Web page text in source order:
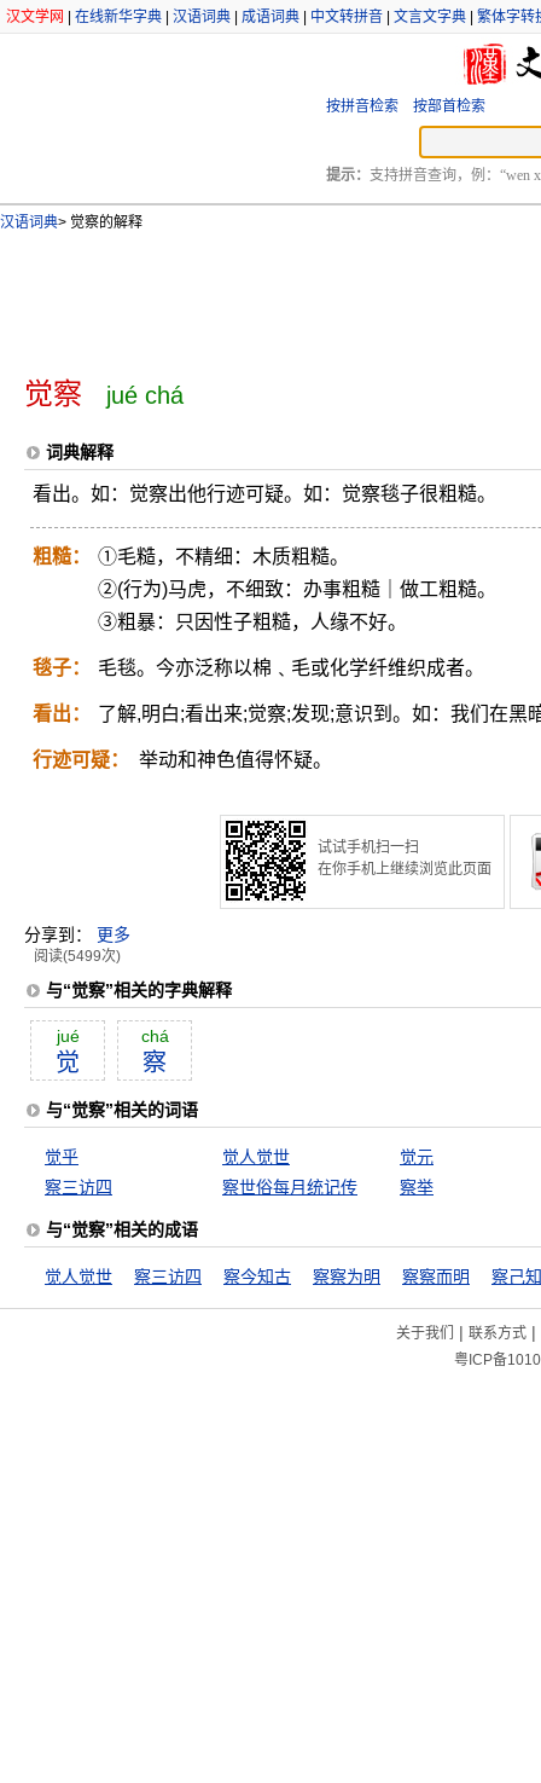
汉文学网 在线新华字典 汉语词典 成语词典 中文转拼音 文言文字典 繁体字转
按拼音检索 按部首检索
提示： 支持拼音查询，例：“wen
汉语词典> 觉察的解释
觉察 jué chá
词典解释
看出。如：觉察出他行迹可疑。如：觉察毯子很粗糙。
粗糙：
①毛糙，不精细：木质粗糙。
②(行为)马虎，不细致：办事粗糙｜做工粗糙。
③粗暴：只因性子粗糙，人缘不好。
毯子： 毛毯。今亦泛称以棉﹑毛或化学纤维织成者。
看出： 了解,明白;看出来;觉察;发现;意识到。如：我们在黑
行迹可疑： 举动和神色值得怀疑。
试试手机扫一扫
在你手机上继续浏览此页面
分享到： 更多
阅读(5499次)
与“觉察”相关的字典解释
jué
觉
chá
察
与“觉察”相关的词语
觉乎 觉人觉世
觉元
察三访四
察世俗每月统记传 察举
与“觉察”相关的成语
觉人觉世 察三访四 察今知古 察察为明 察察而明 察己
关于我们 | 联系方式|
粤ICP备